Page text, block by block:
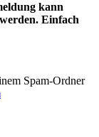
kann
Einfach
Spam-Ordner